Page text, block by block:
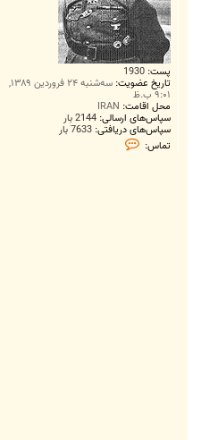
پست: 1930
تاریخ عضویت: سه‌شنبه ۲۴ فروردین ۱۳۸۹,
۹:۰۱ ب.ظ
محل اقامت:
سپاس‌های ارسالی: 2144 بار
سپاس‌های دریافتی: 7633 بار
تماس:
ت